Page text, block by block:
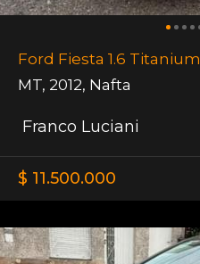
Ford Fiesta 1.6 Titanium
MT, 2012, Nafta
Franco Luciani
$ 11.500.000